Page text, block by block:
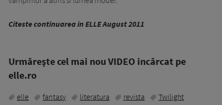
Citeste continuarea in ELLE August 2011
Urmăreşte cel mai nou VIDEO incărcat pe
elle.ro
elle fantasy literatura revista
Twilight